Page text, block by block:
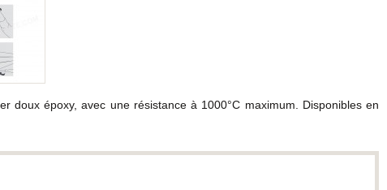
époxy, avec une résistance à 1000°C maximum. Disponibles en